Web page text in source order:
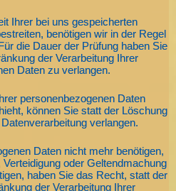
Ihrer bei uns gespeicherten
benötigen wir in der Regel
die Dauer der Prüfung haben Sie
der Verarbeitung Ihrer
Daten zu verlangen.
personenbezogenen Daten
können Sie statt der Löschung
verlangen.
Daten nicht mehr benötigen,
oder Geltendmachung
haben Sie das Recht, statt der
der Verarbeitung Ihrer